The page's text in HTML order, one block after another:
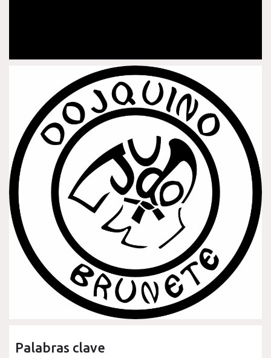
Palabras clave